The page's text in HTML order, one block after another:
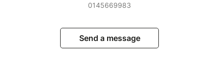
0145669983
Send a message